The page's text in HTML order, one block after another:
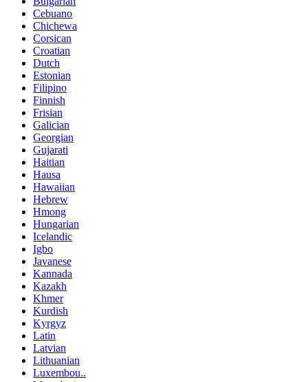
Cebuano
Chichewa
Corsican
Croatian
Dutch
Estonian
Filipino
Finnish
Frisian
Galician
Georgian
Gujarati
Haitian
Hausa
Hawaiian
Hebrew
Hmong
Hungarian
Icelandic
Igbo
Javanese
Kannada
Kazakh
Khmer
Kurdish
Kyrgyz
Latin
Latvian
Lithuanian
Luxembou..